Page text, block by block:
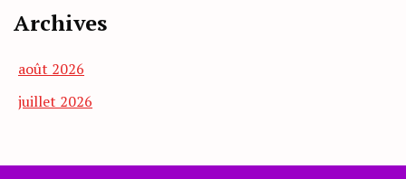
Archives
août 2026
juillet 2026